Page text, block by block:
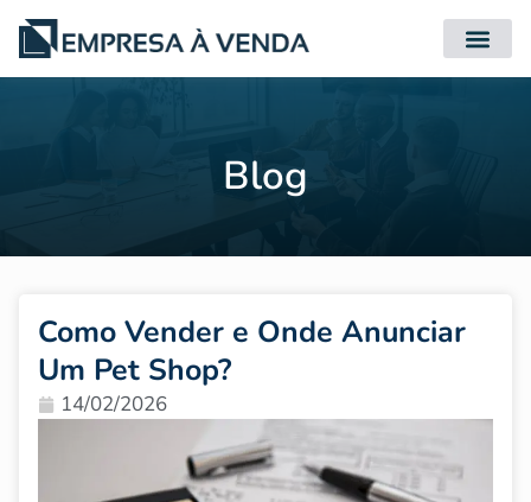
Blog
Como Vender e Onde Anunciar
Um Pet Shop?
14/02/2026